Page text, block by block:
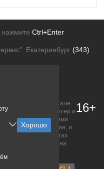
Ctrl+Enter
Екатеринбург (343)
на портале
характер и
положениями
и полного описания, и
уточняйте на сайтах
право на
16+